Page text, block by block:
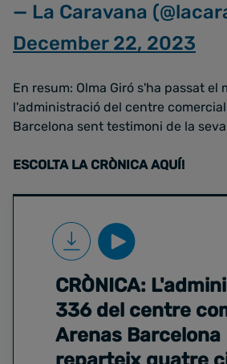
— La Caravana
December 22, 2023
En resum: Olma Giró s'ha passat el
l'administració del centre
Barcelona sent testimoni de la
ESCOLTA LA CRÒNICA AQUÍ!
CRÒNICA:
336 del centre
Arenas Barcelona